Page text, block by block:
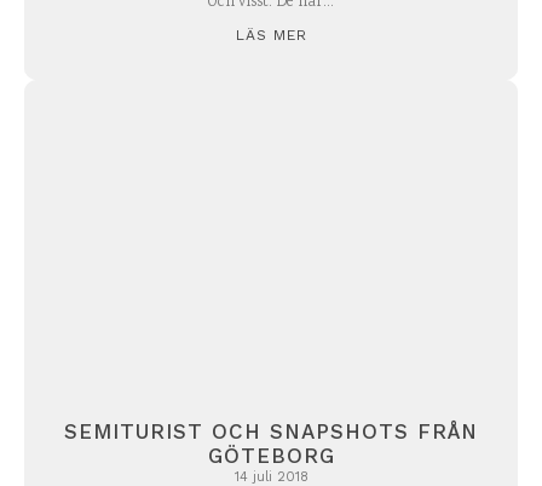
LÄS MER
SEMITURIST OCH SNAPSHOTS FRÅN
GÖTEBORG
14 juli 2018